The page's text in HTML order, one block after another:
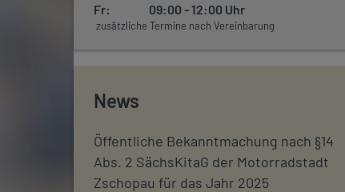
Fr:
09:00 - 12:00 Uhr
zusätzliche Termine nach Vereinbarung
News
Öffentliche Bekanntmachung nach §14
Abs. 2 SächsKitaG der Motorradstadt
Zschopau für das Jahr 2025